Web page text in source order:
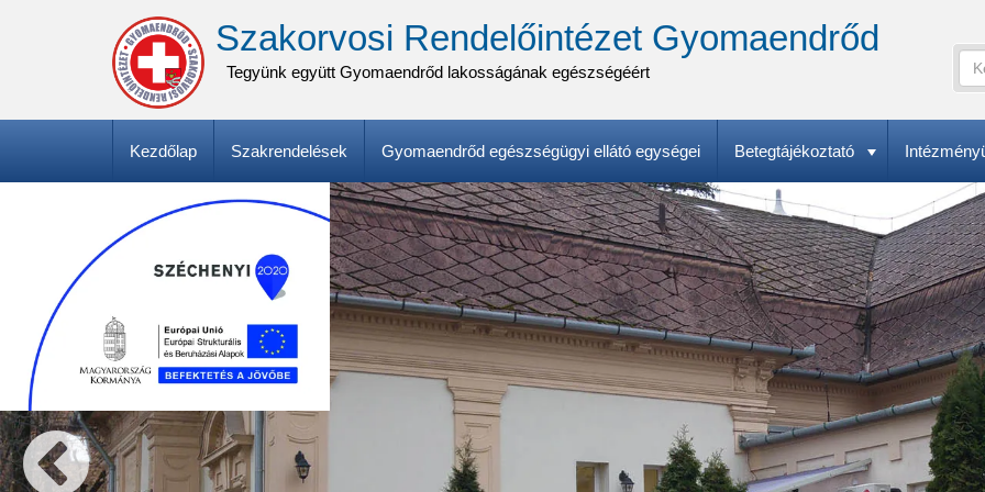
Szakorvosi Rendelőintézet Gyomaendrőd
Tegyünk együtt Gyomaendrőd lakosságának egészségéért
A
Fő
navigáció
Kezdőlap Szakrendelések Gyomaendrőd egészségügyi ellátó egységei Betegtájékoztató